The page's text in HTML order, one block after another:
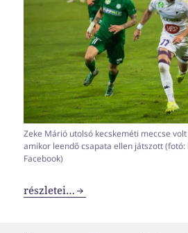
Zeke Márió utolsó kecskeméti meccse
amikor leendő csapata ellen játszott (fotó:
Facebook)
Transzferablak x05
részletei…